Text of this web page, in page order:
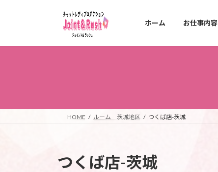
プ
動
ホーム お仕事内容
HOME ルーム 茨城地区 つくば店-茨城
つくば店-茨城